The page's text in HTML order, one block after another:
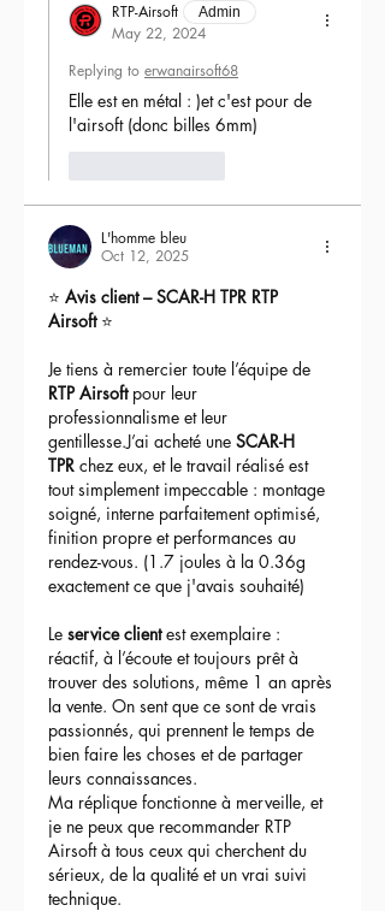
RTP-Airsoft Admin
May 22, 2024
Replying to erwanairsoft68
Elle est en métal : )et c'est pour de
l'airsoft (donc billes 6mm)
L'homme bleu
Oct 12, 2025
⭐ Avis client – SCAR-H TPR RTP
Airsoft ⭐
Je tiens à remercier toute l’équipe de
RTP Airsoft pour leur
professionnalisme et leur
gentillesse.J’ai acheté une SCAR-H
TPR chez eux, et le travail réalisé est
tout simplement impeccable : montage
soigné, interne parfaitement optimisé,
finition propre et performances au
rendez-vous. (1.7 joules à la 0.36g
exactement ce que j'avais souhaité)
Le service client est exemplaire :
réactif, à l’écoute et toujours prêt à
trouver des solutions, même 1 an après
la vente. On sent que ce sont de vrais
passionnés, qui prennent le temps de
bien faire les choses et de partager
leurs connaissances.
Ma réplique fonctionne à merveille, et
je ne peux que recommander RTP
Airsoft à tous ceux qui cherchent du
sérieux, de la qualité et un vrai suivi
technique.